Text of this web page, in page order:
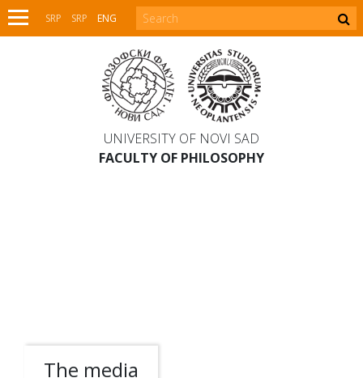
SRP SRP ENG
UNIVERSITY OF NOVI SAD
FACULTY OF PHILOSOPHY
The media